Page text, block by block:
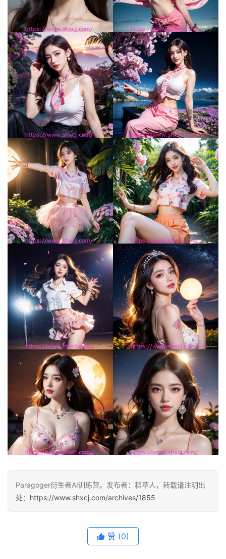
量
化
绘
梦
逆
熵
绘
梦
形
绘
梦
龙
绘
泽
绘
梦
产
品
目
Paragoger衍生者AI训练营。发布者：稻草人，转载请注明出
处： https://www.shxcj.com/archives/1855
赞 (0)